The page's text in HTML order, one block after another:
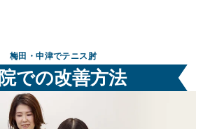
梅田・中津でテニス肘
での改善方法